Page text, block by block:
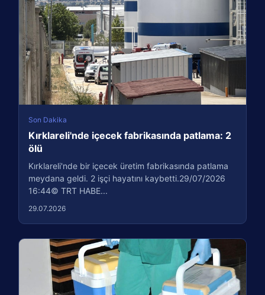
Son Dakika
Kırklareli'nde içecek fabrikasında patlama: 2
ölü
Kırklareli'nde bir içecek üretim fabrikasında patlama
meydana geldi. 2 işçi hayatını kaybetti.29/07/2026
16:44© TRT HABE...
29.07.2026